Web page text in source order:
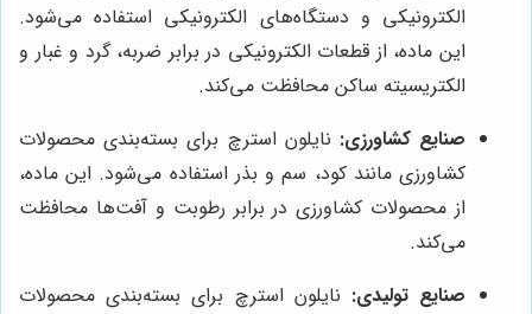
الکترونیکی و دستگاه‌های الکترونیکی استفاده می‌شود.
این ماده، از قطعات الکترونیکی در برابر ضربه، گرد و غبار و
الکتریسیته ساکن محافظت می‌کند.
صنایع کشاورزی: نایلون استرچ برای بسته‌بندی محصولات
کشاورزی مانند کود، سم و بذر استفاده می‌شود. این ماده،
از محصولات کشاورزی در برابر رطوبت و آفت‌ها محافظت
می‌کند.
صنایع تولیدی: نایلون استرچ برای بسته‌بندی محصولات